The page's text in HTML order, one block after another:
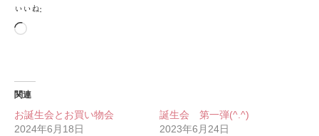
いいね:
読
関連
お誕生会とお買い物会
2024年6月18日
誕生会 第一弾(^.^)
2023年6月24日